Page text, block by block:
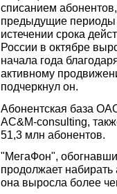
списанием
предыдущие периоды
истечении срока
России в октябре
начала года
активному
подчеркнул он.
Абонентская база
AC&M-consulting,
51,3 млн абонентов.
"МегаФон",
продолжает набирать
она выросла более